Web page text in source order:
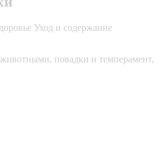
Уход и содержание
повадки и темперамент,